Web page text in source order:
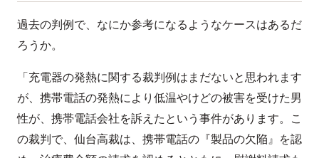
過去の判例で、なにか参考になるようなケースはあるだ
ろうか。
「充電器の発熱に関する裁判例はまだないと思われます
が、携帯電話の発熱により低温やけどの被害を受けた男
性が、携帯電話会社を訴えたという事件があります。こ
の裁判で、仙台高裁は、携帯電話の『製品の欠陥』を認